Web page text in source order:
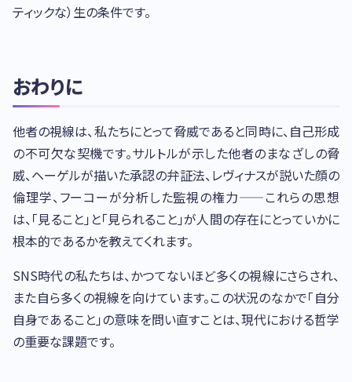
ティックな）生の条件です。
おわりに
他者の視線は、私たちにとって脅威であると同時に、自己形成
の不可欠な契機です。サルトルが示した他者のまなざしの脅
威、ヘーゲルが描いた承認の弁証法、レヴィナスが説いた顔の
倫理学、フーコーが分析した監視の権力——これらの思想
は、「見ること」と「見られること」が人間の存在にとっていかに
根本的であるかを教えてくれます。
SNS時代の私たちは、かつてないほど多くの視線にさらされ、
また自ら多くの視線を向けています。この状況のなかで「自分
自身であること」の意味を問い直すことは、現代における哲学
の重要な課題です。